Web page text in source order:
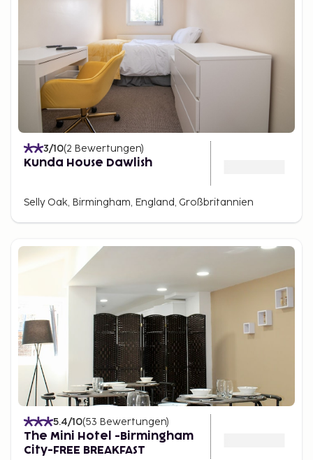
3/10(2 Bewertungen)
Kunda House Dawlish
Selly Oak, Birmingham, England, Großbritannien
5.4/10(53 Bewertungen)
The Mini Hotel -Birmingham
City-FREE BREAKFAST